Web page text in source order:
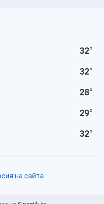
32°
32°
28°
29°
32°
на сайта